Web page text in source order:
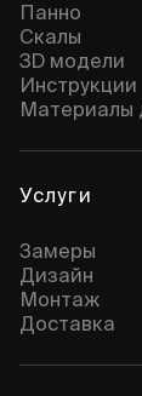
Панно
Скалы
3D модели
Инструкции
Материалы
Услуги
Замеры
Дизайн
Монтаж
Доставка